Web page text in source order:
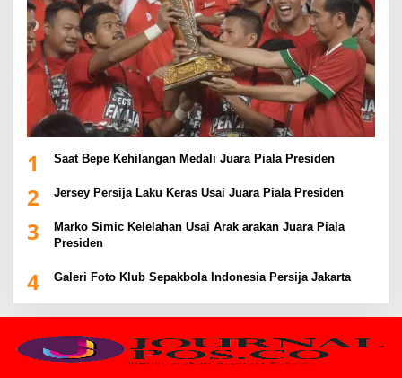
1 Saat Bepe Kehilangan Medali Juara Piala Presiden
2 Jersey Persija Laku Keras Usai Juara Piala Presiden
3
Marko Simic Kelelahan Usai Arak arakan Juara Piala
Presiden
4 Galeri Foto Klub Sepakbola Indonesia Persija Jakarta